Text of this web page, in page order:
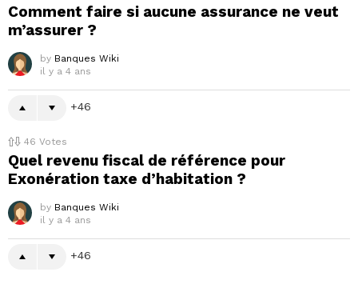
Comment faire si aucune assurance ne veut
m’assurer ?
by Banques Wiki
il y a 4 ans
46
46 Votes
Quel revenu fiscal de référence pour
Exonération taxe d’habitation ?
by Banques Wiki
il y a 4 ans
46